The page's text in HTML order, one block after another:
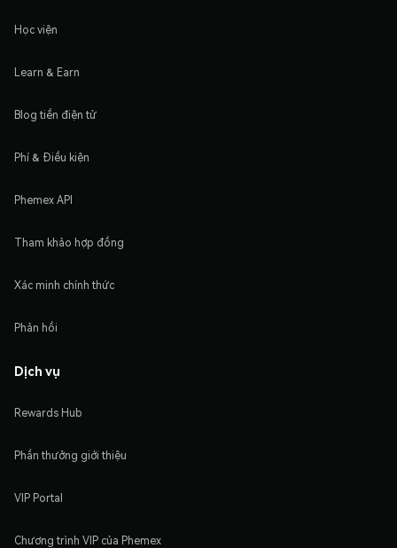
Học viện
Learn & Earn
Blog tiền điện tử
Phí & Điều kiện
Phemex API
Tham khảo hợp đồng
Xác minh chính thức
Phản hồi
Dịch vụ
Rewards Hub
Phần thưởng giới thiệu
VIP Portal
Chương trình VIP của Phemex